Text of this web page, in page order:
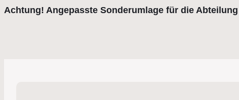
Achtung! Angepasste Sonderumlage für die